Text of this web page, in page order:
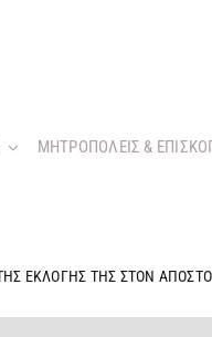
ΜΗΤΡΟΠΟΛΕΙΣ &
ΕΚΛΟΓΗΣ ΤΗΣ ΣΤΟΝ